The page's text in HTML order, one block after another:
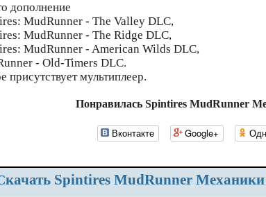
дополнение
MudRunner - The Valley DLC,
MudRunner - The Ridge DLC,
MudRunner - American Wilds DLC,
- Old-Timers DLC.
присутствует мультиплеер.
Понравилась Spintires MudRunner
Вконтакте Google+
Скачать Spintires MudRunner